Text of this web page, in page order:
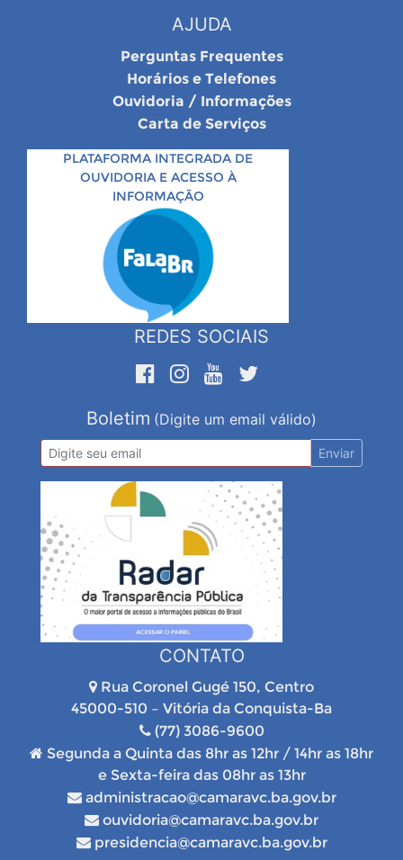
AJUDA
Perguntas Frequentes
Horários e Telefones
Ouvidoria / Informações
Carta de Serviços
PLATAFORMA INTEGRADA DE
OUVIDORIA E ACESSO À
INFORMAÇÃO
REDES SOCIAIS
Boletim (Digite um email válido)
Enviar
CONTATO
Rua Coronel Gugé 150, Centro
45000-510 – Vitória da Conquista-Ba
(77) 3086-9600
Segunda a Quinta das 8hr as 12hr / 14hr as 18hr
e Sexta-feira das 08hr as 13hr
administracao@camaravc.ba.gov.br
ouvidoria@camaravc.ba.gov.br
presidencia@camaravc.ba.gov.br